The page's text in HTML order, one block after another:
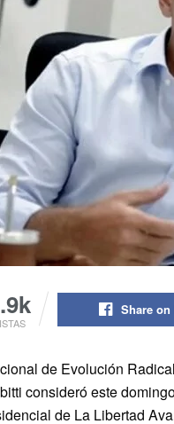
Share
de Evolución
consideró este
de La Libertad